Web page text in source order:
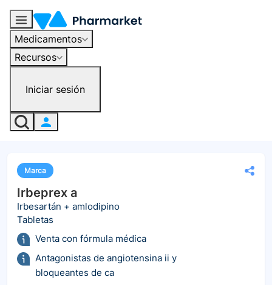
Medicamentos
Recursos
Iniciar sesión
Marca
Irbeprex a
Irbesartán + amlodipino
Tabletas
Venta con fórmula médica
Antagonistas de angiotensina ii y
bloqueantes de ca